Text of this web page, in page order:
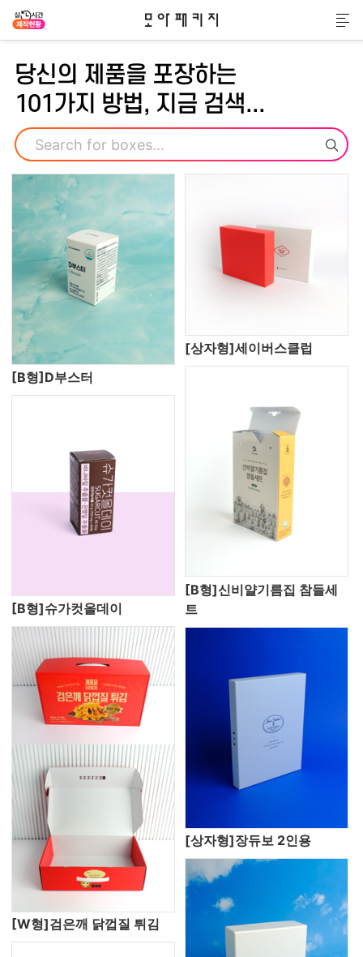
모아패키지
메
당신의 제품을 포장하는
101가지 방법, 지금 검색...
검색
[B형]D부스터
[상자형]세이버스클럽
[B형]슈가컷올데이
[B형]신비얄기름집 참들세
트
[W형]검은깨 닭껍질 튀김
[상자형]장듀보 2인용